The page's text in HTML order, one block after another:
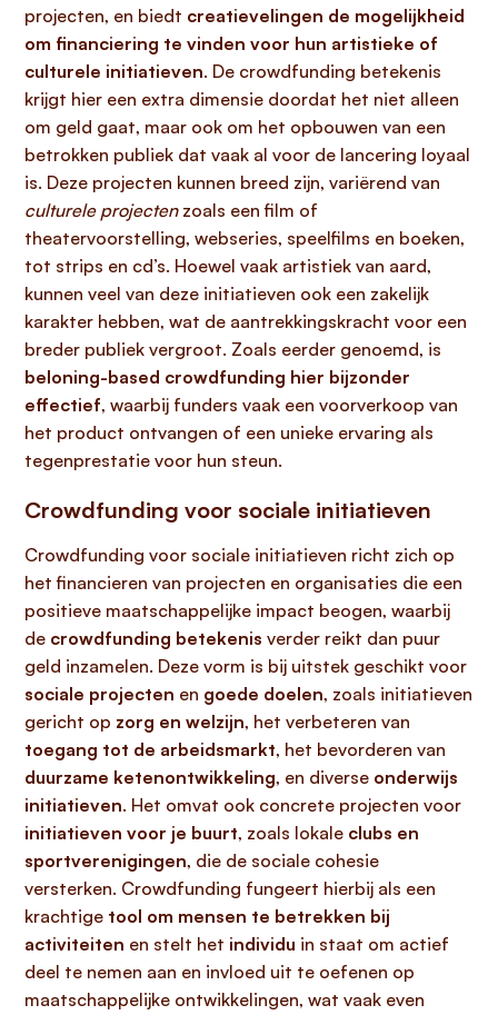
projecten, en biedt creatievelingen de mogelijkheid
om financiering te vinden voor hun artistieke of
culturele initiatieven. De crowdfunding betekenis
krijgt hier een extra dimensie doordat het niet alleen
om geld gaat, maar ook om het opbouwen van een
betrokken publiek dat vaak al voor de lancering loyaal
is. Deze projecten kunnen breed zijn, variërend van
culturele projectenzoals een film of
theatervoorstelling, webseries, speelfilms en boeken,
tot strips en cd’s. Hoewel vaak artistiek van aard,
kunnen veel van deze initiatieven ook een zakelijk
karakter hebben, wat de aantrekkingskracht voor een
breder publiek vergroot. Zoals eerder genoemd, is
beloning-based crowdfunding hier bijzonder
effectief, waarbij funders vaak een voorverkoop van
het product ontvangen of een unieke ervaring als
tegenprestatie voor hun steun.
Crowdfunding voor sociale initiatieven
Crowdfunding voor sociale initiatieven richt zich op
het financieren van projecten en organisaties die een
positieve maatschappelijke impact beogen, waarbij
de crowdfunding betekenis verder reikt dan puur
geld inzamelen. Deze vorm is bij uitstek geschikt voor
sociale projecten en goede doelen, zoals initiatieven
gericht op zorg en welzijn, het verbeteren van
toegang tot de arbeidsmarkt, het bevorderen van
duurzame ketenontwikkeling, en diverse onderwijs
initiatieven. Het omvat ook concrete projecten voor
initiatieven voor je buurt, zoals lokale clubs en
sportverenigingen, die de sociale cohesie
versterken. Crowdfunding fungeert hierbij als een
krachtige tool om mensen te betrekken bij
activiteiten en stelt het individu in staat om actief
deel te nemen aan en invloed uit te oefenen op
maatschappelijke ontwikkelingen, wat vaak even